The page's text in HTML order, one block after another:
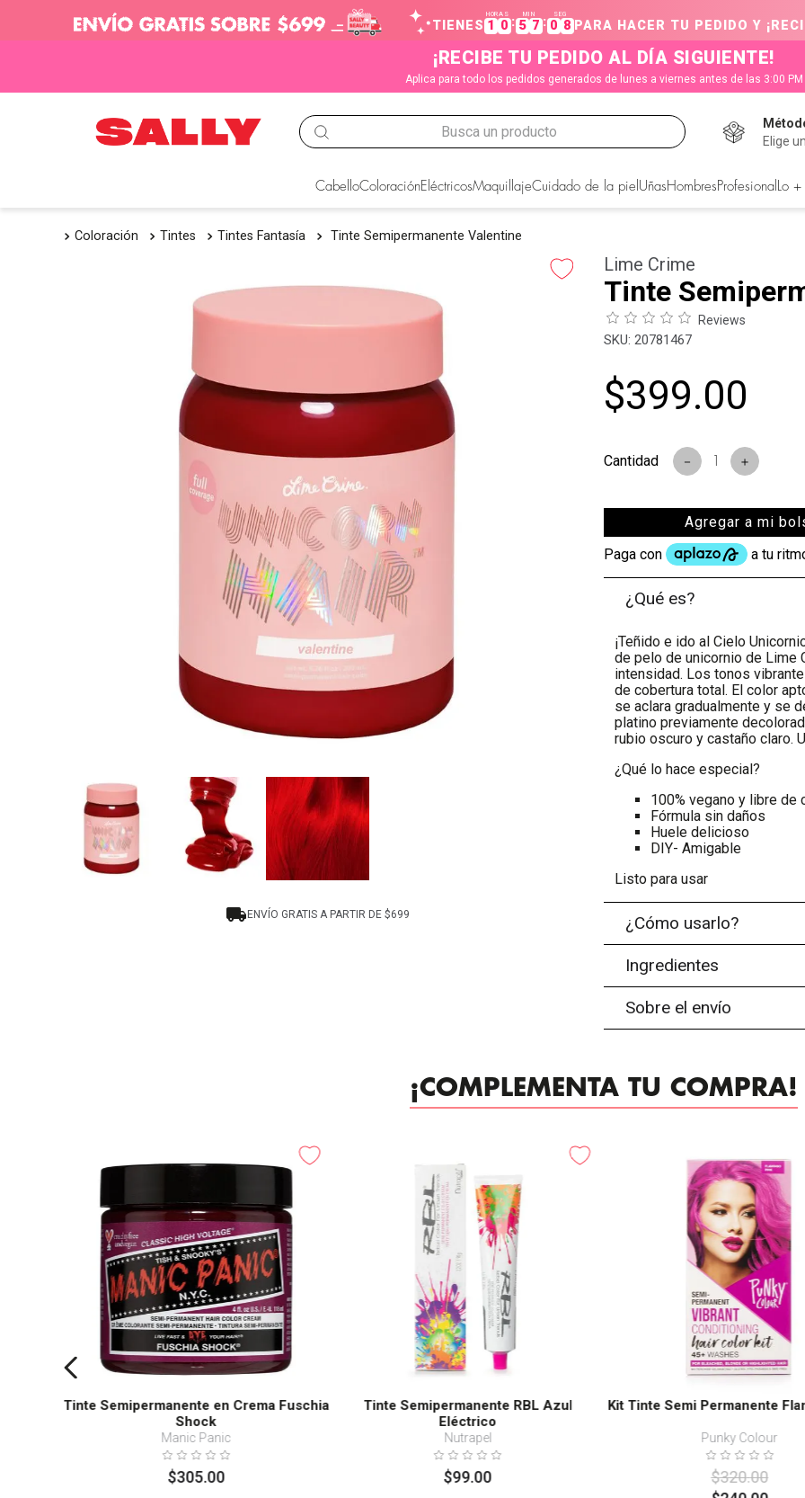
TIENES
HORAS
1 0 :
MIN
5 7 :
SEG
0 8 PARA HACER TU PEDIDO Y
¡RECIBE TU PEDIDO AL DÍA SIGUIENTE!
Aplica para todo los pedidos generados de lunes a viernes antes de las 3:00 PM
Busca un producto
Elige
CabelloColoraciónEléctricosMaquillajeCuidado de la piel Uñas Hombres Profesional Lo
Coloración Tintes Tintes Fantasía Tinte Semipermanente Valentine
ENVÍO GRATIS A PARTIR DE $699
Lime Crime
Tinte
Reviews
: 20781467
$399.00
＋
－
Agregar a mi
¿Qué es?
¡Teñido e ido al Cielo
de pelo de unicornio de Lime
intensidad. Los tonos
de cobertura total. El color
se aclara gradualmente y se
platino previamente
rubio oscuro y castaño claro.
¿Qué lo hace especial?
100% vegano y libre de
Fórmula sin daños
Huele delicioso
DIY- Amigable
Listo para usar
¿Cómo usarlo?
Ingredientes
Sobre el envío
¡COMPLEMENTA TU COMPRA!
Tinte Semipermanente en Crema Fuschia
Shock
Manic Panic
$305.00
Tinte Semipermanente RBL Azul
Eléctrico
Nutrapel
$99.00
Kit Tinte Semi Permanente
Punky Colour
$320.00
TÉRMINOS MÁS BUSCADOS
2. igora
7. tocobo
9. tinte
. naked hair